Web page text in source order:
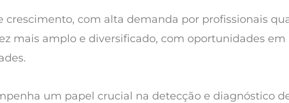
com alta demanda por profissionais
mais amplo e diversificado, com oportunidades em
um papel crucial na detecção e diagnóstico